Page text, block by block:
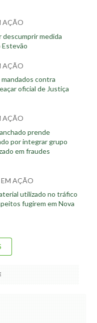
AÇÃO
descumprir medida
AÇÃO
contra
oficial de Justiça
AÇÃO
prende
por integrar grupo
em fraudes
AÇÃO
utilizado no tráfico
fugirem em Nova